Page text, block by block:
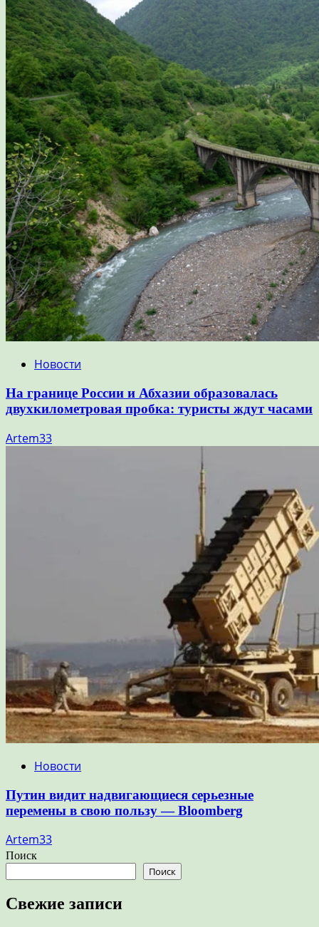
Новости
На границе России и Абхазии образовалась
двухкилометровая пробка: туристы ждут часами
Artem33
Новости
Путин видит надвигающиеся серьезные
перемены в свою пользу — Bloomberg
Artem33
Поиск
Поиск
Свежие записи